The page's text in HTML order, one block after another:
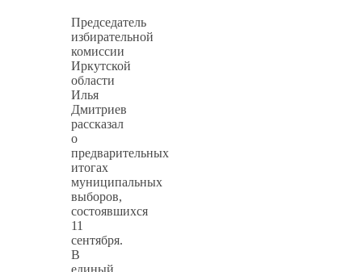
Председатель
избирательной
комиссии
Иркутской
области
Илья
Дмитриев
рассказал
о
предварительных
итогах
муниципальных
выборов,
состоявшихся
11
сентября.
В